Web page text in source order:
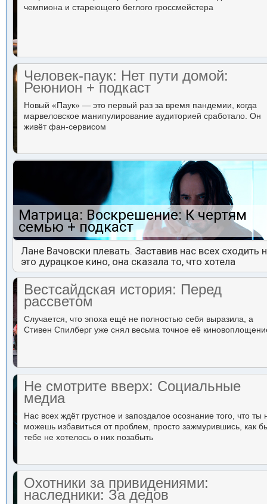
чемпиона и стареющего беглого гроссмейстера
Человек-паук: Нет пути домой:
Реюнион + подкаст
Новый «Паук» — это первый раз за время пандемии, когда
марвеловское манипулирование аудиторией сработало. Он
живёт фан-сервисом
Матрица: Воскрешение: К чертям
семью + подкаст
Лане Вачовски плевать. Заставив нас всех сходить
это дурацкое кино, она сказала то, что хотела
Вестсайдская история: Перед
рассветом
Случается, что эпоха ещё не полностью себя выразила, а
Стивен Спилберг уже снял весьма точное её
Не смотрите вверх: Социальные
медиа
Нас всех ждёт грустное и запоздалое осознание того, что ты
можешь избавиться от проблем, просто зажмурившись, как
тебе не хотелось о них позабыть
Охотники за привидениями:
наследники: За дедов